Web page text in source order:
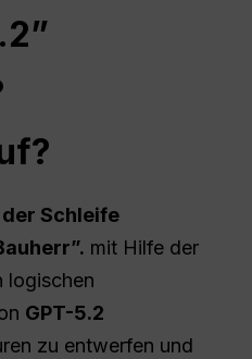
?
Schleife
mit Hilfe der
logischen
GPT-5.2
zu entwerfen und